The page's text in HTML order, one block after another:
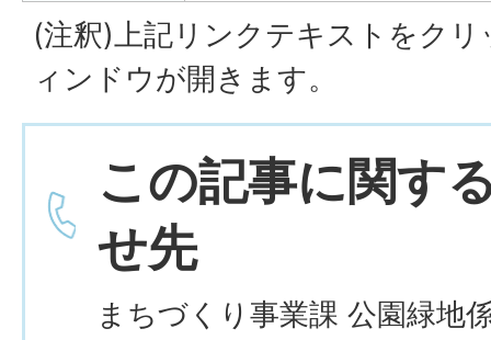
(注釈)上記リンクテキストをク
ィンドウが開きます。
この記事に関す
せ先
まちづくり事業課 公園緑地